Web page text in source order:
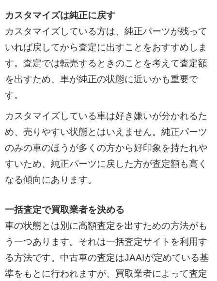
カスタマイズは純正に戻す
カスタマイズしている方は、純正パーツが残って
いれば戻してから査定に出すことをおすすめしま
す。査定では転売するときのことを考えて査定額
を出すため、車が純正の状態に近いかも重要で
す。
カスタマイズしている車は好き嫌いが分かれるた
め、売りやすい状態とはいえません。純正パーツ
のみの車のほうが多くの方から好印象を持たれや
すいため、純正パーツに戻した方が査定額も高く
なる傾向にあります。
一括査定で買取業者を決める
車の状態とは別に高額査定を出すための方法がも
う一つあります。それは一括査定サイトを利用す
る方法です。中古車の査定はJAAIが定めている基
準をもとに行われますが、買取業者によって査定